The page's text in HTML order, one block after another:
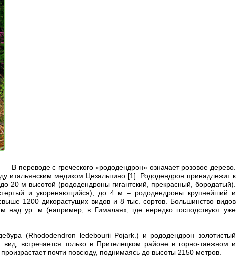
В переводе с греческого «рододендрон» означает розовое дерево.
итальянским медиком Цезальпино [1]. Рододендрон принадлежит к
20 м высотой (рододендроны гигантский, прекрасный, бородатый).
и укореняющийся), до 4 м – рододендроны крупнейший и
1200 дикорастущих видов и 8 тыс. сортов. Большинство видов
над ур. м (например, в Гималаях, где нередко господствуют уже
(Rhododendron ledebourii Pojark.) и рододендрон золотистый
встречается только в Прителецком районе в горно-таежном и
почти повсюду, поднимаясь до высоты 2150 метров.